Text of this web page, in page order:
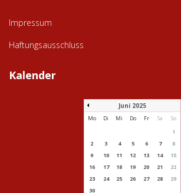
Impressum
Haftungsausschluss
Kalender
Juni 2025
Mo Di Mi Do Fr Sa
So
1
2
3 4 5 6 7
8
9
10 11 12 13 14
15
16
17 18 19 20 21
22
23
24 25 26 27 28
29
30